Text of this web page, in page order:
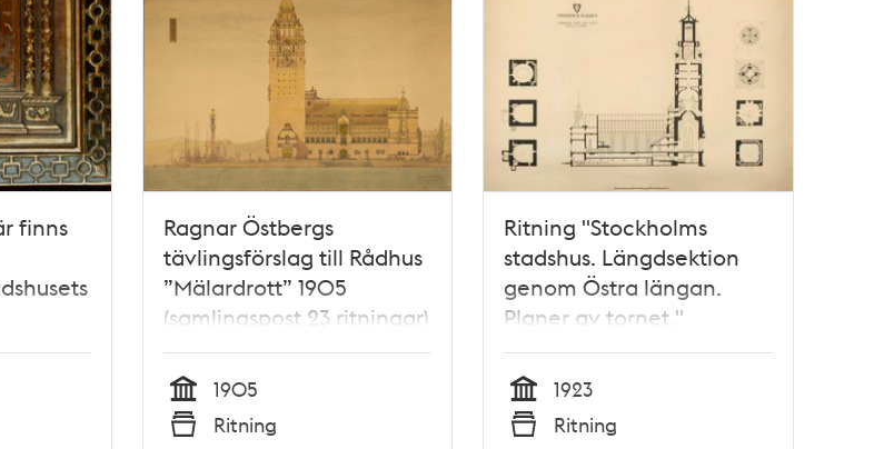
finns
Ragnar Östbergs
tävlingsförslag till Rådhus
”Mälardrott” 1905
(samlingspost 23 ritningar)
Tid
1905
Ritning
Ritning "Stockholms
stadshus. Längdsektion
genom Östra längan.
Planer av tornet."
(uppmätningsritning 1923)
Tid
1923
Ritning